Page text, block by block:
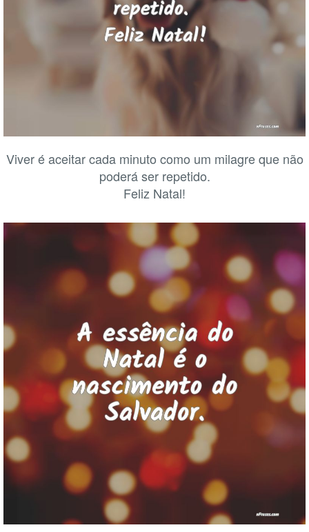
Viver é aceitar cada minuto como um milagre que não
poderá ser repetido.
Feliz Natal!